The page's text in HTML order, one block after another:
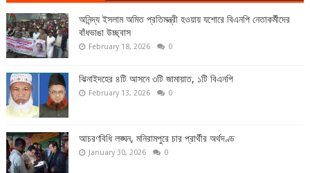
অনিন্দ্য ইসলাম অমিত প্রতিমন্ত্রী হওয়ায় যশোরে বিএনপি নেতাকর্মীদের
বাঁধভাঙা উচ্ছ্বাস
February 18, 2026 0
ঝিনাইদহের ৪টি আসনে ৩টি জামায়াত, ১টি বিএনপি
February 13, 2026 0
আচরণবিধি লঙ্ঘন, মনিরামপুরে চার প্রার্থীর অর্থদণ্ড
January 30, 2026 0